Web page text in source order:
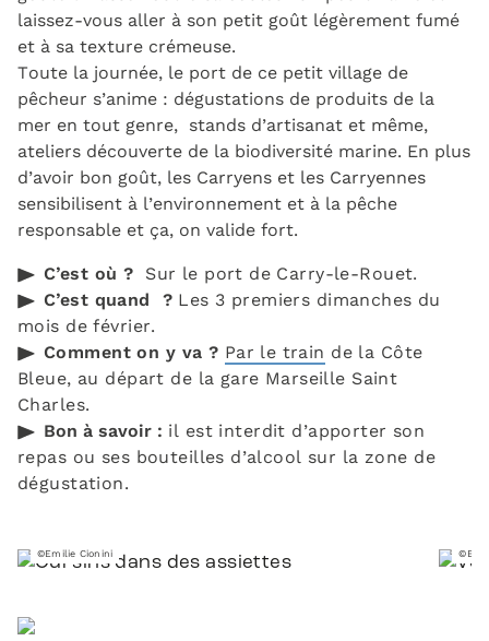
laissez-vous aller à son petit goût légèrement fumé
et à sa texture crémeuse.
Toute la journée, le port de ce petit village de
pêcheur s’anime : dégustations de produits de la
mer en tout genre, stands d’artisanat et même,
ateliers découverte de la biodiversité marine. En plus
d’avoir bon goût, les Carryens et les Carryennes
sensibilisent à l’environnement et à la pêche
responsable et ça, on valide fort.
C’est où ? Sur le port de Carry-le-Rouet.
C’est quand ? Les 3 premiers dimanches du
mois de février.
Comment on y va ? Par le train de la Côte
Bleue, au départ de la gare Marseille Saint
Charles.
Bon à savoir : il est interdit d’apporter son
repas ou ses bouteilles d’alcool sur la zone de
dégustation.
©Emilie Cionini